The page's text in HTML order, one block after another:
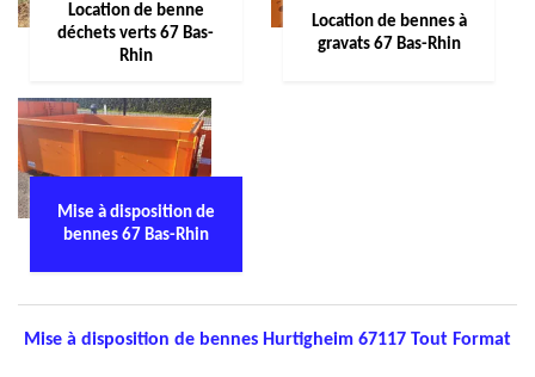
Location de benne
déchets verts 67 Bas-
Rhin
Location de bennes à
gravats 67 Bas-Rhin
Mise à disposition de
bennes 67 Bas-Rhin
Mise à disposition de bennes Hurtigheim 67117 Tout Format